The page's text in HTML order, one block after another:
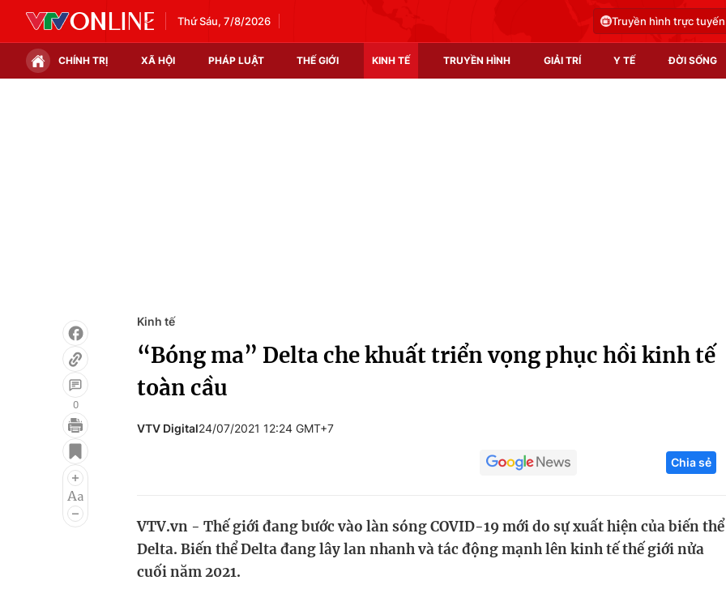
Thứ Sáu, 7/8/2026 Truyền hình trực tuyến
CHÍNH TRỊ XÃ HỘI PHÁP LUẬT THẾ GIỚI KINH TẾ TRUYỀN HÌNH GIẢI TRÍ Y TẾ ĐỜI SỐNG
Infographic
Điện ảnh
Âm nhạc
Chất lượng cuộc sống
Tuyển sinh
Hitech Công
Thị trường
0
Kinh tế
“Bóng ma” Delta che khuất triển vọng phục hồi kinh tế
toàn cầu
VTV Digital24/07/2021 12:24 GMT+7
Chia sẻ
VTV.vn - Thế giới đang bước vào làn sóng COVID-19 mới do sự xuất hiện của biến thể
Delta. Biến thể Delta đang lây lan nhanh và tác động mạnh lên kinh tế thế giới nửa
cuối năm 2021.